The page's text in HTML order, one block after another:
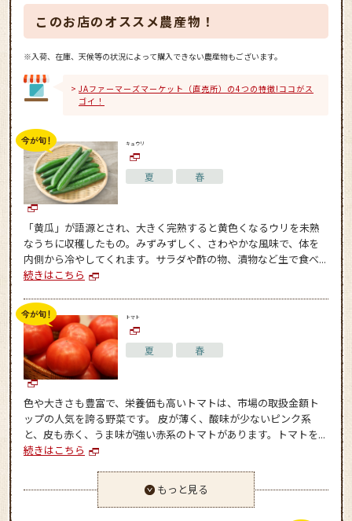
このお店のオススメ農産物！
※入荷、在庫、天候等の状況によって購入できない農産物もございます。
JAファーマーズマーケット（直売所）の4つの特徴!ココがス
ゴイ！
キュウリ
夏 春
「黄瓜」が語源とされ、大きく完熟すると黄色くなるウリを未熟
なうちに収穫したもの。みずみずしく、さわやかな風味で、体を
内側から冷やしてくれます。サラダや酢の物、漬物など生で食べ...
続きはこちら
トマト
夏 春
色や大きさも豊富で、栄養価も高いトマトは、市場の取扱金額ト
ップの人気を誇る野菜です。 皮が薄く、酸味が少ないピンク系
と、皮も赤く、うま味が強い赤系のトマトがあります。トマトを...
続きはこちら
もっと見る